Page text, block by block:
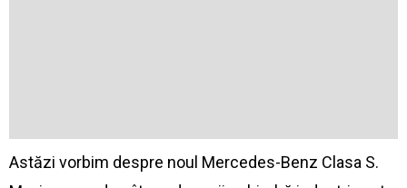
Astăzi vorbim despre noul Mercedes-Benz Clasa S.